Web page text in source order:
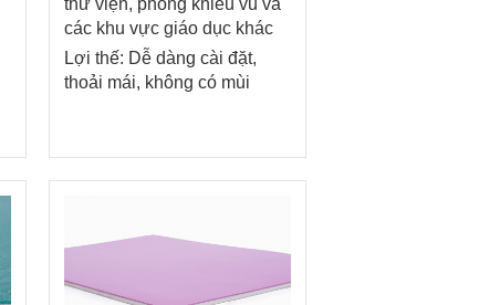
các khu vực giáo dục khác
Lợi thế: Dễ dàng cài đặt,
thoải mái, không có mùi